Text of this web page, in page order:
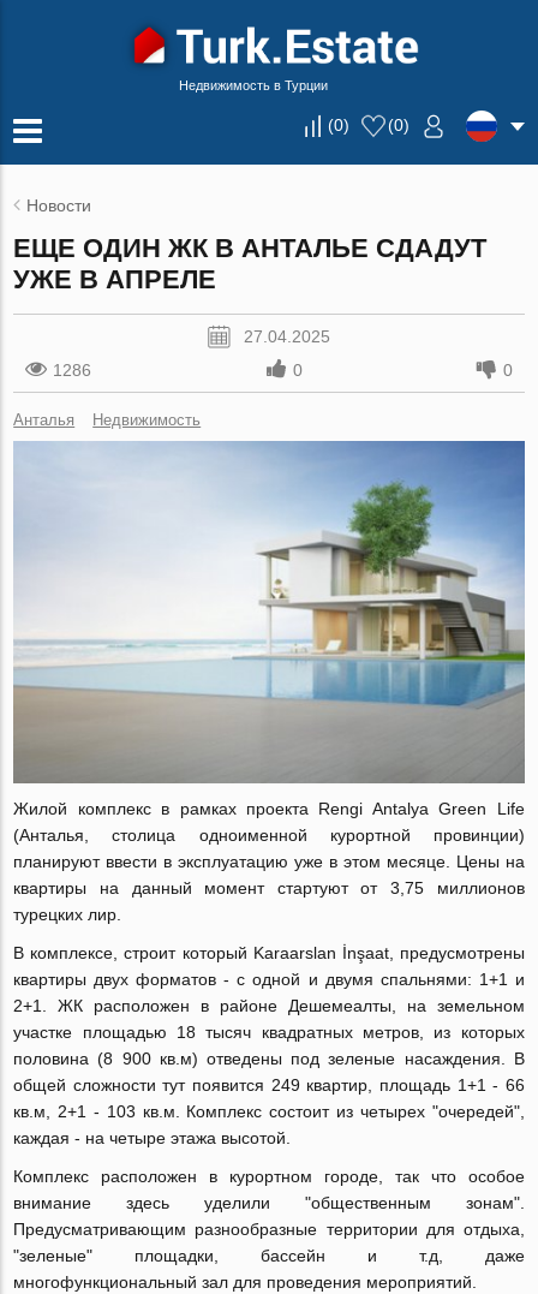
Недвижимость в Турции
(0) (0)
Новости
ЕЩЕ ОДИН ЖК В АНТАЛЬЕ СДАДУТ
УЖЕ В АПРЕЛЕ
27.04.2025
1286
0 0
Анталья Недвижимость
Жилой комплекс в рамках проекта Rengi Antalya Green Life
(Анталья, столица одноименной курортной провинции)
планируют ввести в эксплуатацию уже в этом месяце. Цены на
квартиры на данный момент стартуют от 3,75 миллионов
турецких лир.
В комплексе, строит который Karaarslan İnşaat, предусмотрены
квартиры двух форматов - с одной и двумя спальнями: 1+1 и
2+1. ЖК расположен в районе Дешемеалты, на земельном
участке площадью 18 тысяч квадратных метров, из которых
половина (8 900 кв.м) отведены под зеленые насаждения. В
общей сложности тут появится 249 квартир, площадь 1+1 - 66
кв.м, 2+1 - 103 кв.м. Комплекс состоит из четырех "очередей",
каждая - на четыре этажа высотой.
Комплекс расположен в курортном городе, так что особое
внимание здесь уделили "общественным зонам".
Предусматривающим разнообразные территории для отдыха,
"зеленые" площадки, бассейн и т.д, даже
многофункциональный зал для проведения мероприятий.